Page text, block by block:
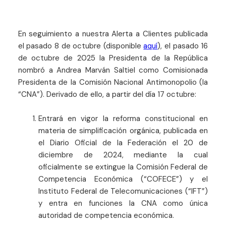
En seguimiento a nuestra Alerta a Clientes publicada
el pasado 8 de octubre (disponibleaquí), el pasado 16
de octubre de 2025 la Presidenta de la República
nombró a Andrea Marván Saltiel como Comisionada
Presidenta de la Comisión Nacional Antimonopolio (la
“CNA”). Derivado de ello, a partir del día 17 octubre:
Entrará en vigor la reforma constitucional en
materia de simplificación orgánica, publicada en
el Diario Oficial de la Federación el 20 de
diciembre de 2024, mediante la cual
oficialmente se extingue la Comisión Federal de
Competencia Económica (“COFECE”) y el
Instituto Federal de Telecomunicaciones (“IFT”)
y entra en funciones la CNA como única
autoridad de competencia económica.